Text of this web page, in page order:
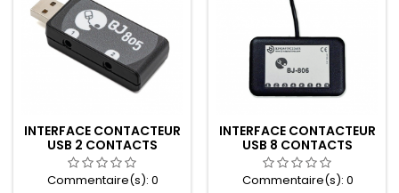
INTERFACE CONTACTEUR
USB 2 CONTACTS
Commentaire(s): 0
INTERFACE CONTACTEUR
USB 8 CONTACTS
Commentaire(s): 0